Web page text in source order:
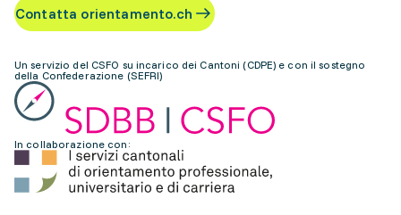
Contatta orientamento.ch
Un servizio del CSFO su incarico dei Cantoni (CDPE) e con il sostegno
della Confederazione (SEFRI)
In collaborazione con: